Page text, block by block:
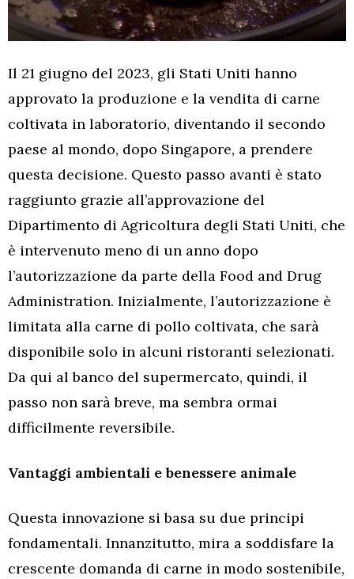
Il 21 giugno del 2023, gli Stati Uniti hanno
approvato la produzione e la vendita di carne
coltivata in laboratorio, diventando il secondo
paese al mondo, dopo Singapore, a prendere
questa decisione. Questo passo avanti è stato
raggiunto grazie all’approvazione del
Dipartimento di Agricoltura degli Stati Uniti, che
è intervenuto meno di un anno dopo
l’autorizzazione da parte della Food and Drug
Administration. Inizialmente, l’autorizzazione è
limitata alla carne di pollo coltivata, che sarà
disponibile solo in alcuni ristoranti selezionati.
Da qui al banco del supermercato, quindi, il
passo non sarà breve, ma sembra ormai
difficilmente reversibile.
Vantaggi ambientali e benessere animale
Questa innovazione si basa su due principi
fondamentali. Innanzitutto, mira a soddisfare la
crescente domanda di carne in modo sostenibile,